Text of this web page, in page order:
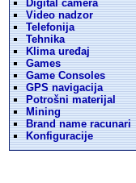
Digital camera
Video nadzor
Telefonija
Tehnika
Klima uređaj
Games
Game Consoles
GPS navigacija
Potrošni materijal
Mining
Brand name racunari
Konfiguracije